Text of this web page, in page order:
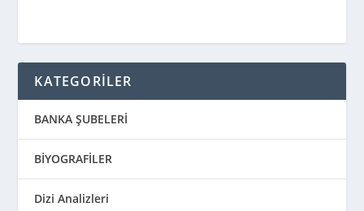
KATEGORİLER
BANKA ŞUBELERİ
BİYOGRAFİLER
Dizi Analizleri